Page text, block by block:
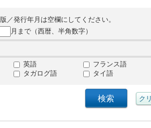
／発行年月は空欄にしてください。
月まで（西暦、半角数字）
英語 フランス語
タガログ語 タイ語